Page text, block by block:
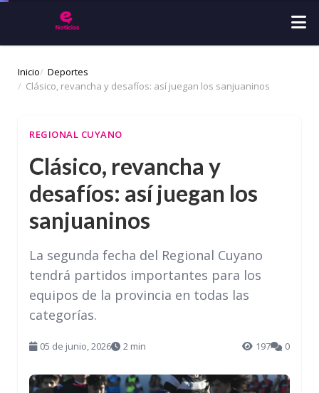
Inicio
Deportes
Clásico, revancha y desafíos: así juegan los sanjuaninos
REGIONAL CUYANO
Clásico, revancha y
desafíos: así juegan los
sanjuaninos
La segunda fecha del Regional Cuyano
tendrá partidos importantes para los
equipos de la provincia en todas las
categorías.
05 de junio, 2026 2 min 197 0